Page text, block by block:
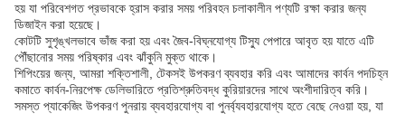
হয় যা পরিবেশগত প্রভাবকে হ্রাস করার সময় পরিবহন চলাকালীন পণ্যটি রক্ষা করার জন্য
ডিজাইন করা হয়েছে।
কোটটি সুশৃঙ্খলভাবে ভাঁজ করা হয় এবং জৈব-বিঘ্নযোগ্য টিস্যু পেপারে আবৃত হয় যাতে এটি
পৌঁছানোর সময় পরিষ্কার এবং ঝাঁকুনি মুক্ত থাকে।
শিপিংয়ের জন্য, আমরা শক্তিশালী, টেকসই উপকরণ ব্যবহার করি এবং আমাদের কার্বন পদচিহ্ন
কমাতে কার্বন-নিরপেক্ষ ডেলিভারিতে প্রতিশ্রুতিবদ্ধ কুরিয়ারদের সাথে অংশীদারিত্ব করি।
সমস্ত প্যাকেজিং উপকরণ পুনরায় ব্যবহারযোগ্য বা পুনর্ব্যবহারযোগ্য হতে বেছে নেওয়া হয়, যা